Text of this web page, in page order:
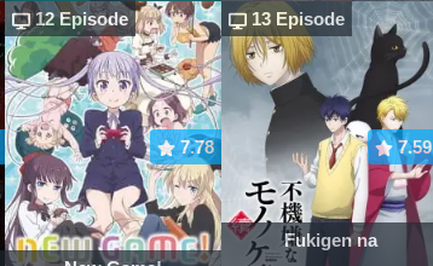
12 Episode
7.78
13 Episode
7.59
Fukigen na